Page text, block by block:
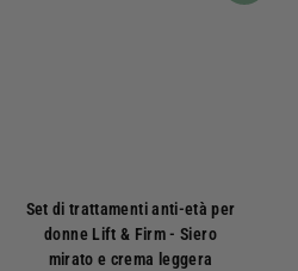
Set di trattamenti anti-età per
donne Lift & Firm - Siero
mirato e crema leggera